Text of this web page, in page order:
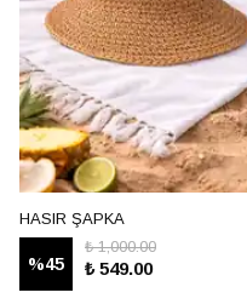
HASIR ŞAPKA
%45
₺ 1,000.00
₺ 549.00